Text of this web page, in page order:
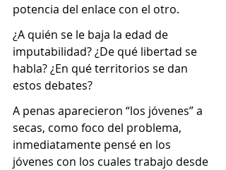
potencia del enlace con el otro.
¿A quién se le baja la edad de
imputabilidad? ¿De qué libertad se
habla? ¿En qué territorios se dan
estos debates?
A penas aparecieron “los jóvenes” a
secas, como foco del problema,
inmediatamente pensé en los
jóvenes con los cuales trabajo desde